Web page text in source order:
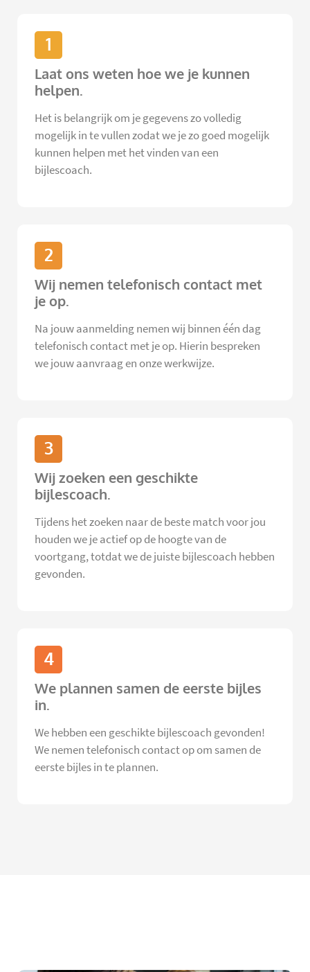
1
Laat ons weten hoe we je kunnen
helpen.
Het is belangrijk om je gegevens zo volledig
mogelijk in te vullen zodat we je zo goed mogelijk
kunnen helpen met het vinden van een
bijlescoach.
2
Wij nemen telefonisch contact met
je op.
Na jouw aanmelding nemen wij binnen één dag
telefonisch contact met je op. Hierin bespreken
we jouw aanvraag en onze werkwijze.
3
Wij zoeken een geschikte
bijlescoach.
Tijdens het zoeken naar de beste match voor jou
houden we je actief op de hoogte van de
voortgang, totdat we de juiste bijlescoach hebben
gevonden.
4
We plannen samen de eerste bijles
in.
We hebben een geschikte bijlescoach gevonden!
We nemen telefonisch contact op om samen de
eerste bijles in te plannen.